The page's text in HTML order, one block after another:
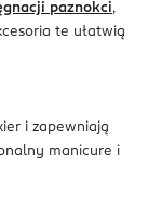
paznokci,
te ułatwią
i zapewniają
manicure i